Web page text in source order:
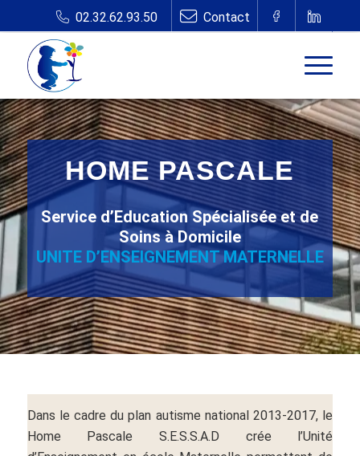
HOME PASCALE
Service d’Education Spécialisée et de
Soins à Domicile
UNITE D’ENSEIGNEMENT MATERNELLE
Dans le cadre du plan autisme national 2013-2017, le
Home Pascale S.E.S.S.A.D crée l’Unité